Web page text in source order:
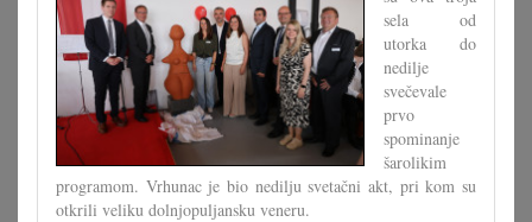
sela od
utorka do
nedilje
svečevale
prvo
spominanje
šarolikim
programom. Vrhunac je bio nedilju svetačni akt, pri kom su
otkrili veliku dolnjopuljansku veneru.